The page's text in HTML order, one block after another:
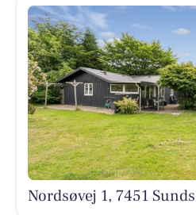
Nordsøvej 1, 7451 Sunds